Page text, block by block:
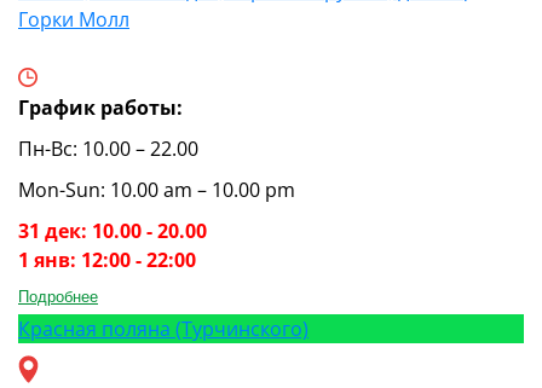
Горки Молл
График работы:
Пн-Вс: 10.00 – 22.00
Mon-Sun: 10.00 am – 10.00 pm
31 дек: 10.00 - 20.00
1 янв: 12:00 - 22:00
Подробнее
Красная поляна (Турчинского)